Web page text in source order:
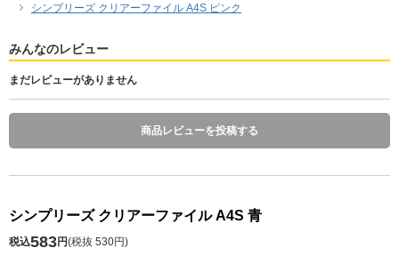
シンプリーズ クリアーファイル A4S ピンク
みんなのレビュー
まだレビューがありません
商品レビューを投稿する
シンプリーズ クリアーファイル A4S 青
税込583円(税抜 530円)